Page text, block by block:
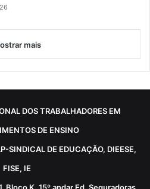
mais
DOS TRABALHADORES EM
DE ENSINO
SINDICAL DE EDUCAÇÃO, DIEESE,
FISE, IE